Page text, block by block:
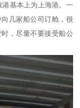
基本上为上海港。一
几家船公司订舱，很
，尽量不要接受船公